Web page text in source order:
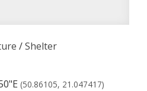
/Shelter
(50.86105, 21.047417)